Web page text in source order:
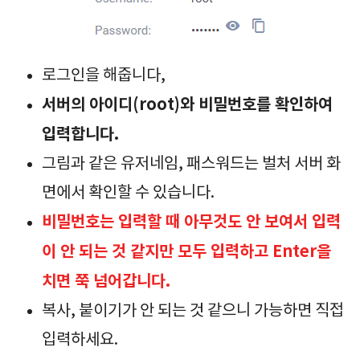
로그인을 해줍니다,
서버의 아이디(root)와 비밀번호를 확인하여
입력합니다.
그림과 같은 유저네임, 패스워드는 벌처 서버 화
면에서 확인할 수 있습니다.
비밀번호는 입력할 때 아무것도 안 보여서 입력
이 안 되는 것 같지만 모두 입력하고 Enter을
치면 쭉 넘어갑니다.
복사, 붙이기가 안 되는 것 같으니 가능하면 직접
입력하세요.